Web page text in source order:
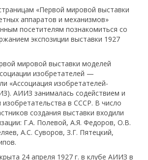
«Первой мировой выставки
аппаратов и механизмов»
посетителям познакомиться со
экспозиции выставки 1927
мировой выставки моделей
изобретателей —
«Ассоциация изобретателей-
АИИЗ занималась содействием и
изобретательства в СССР. В число
создания выставки входили
Г.А. Полевой, А.Я. Федоров, О.В.
А.С. Суворов, З.Г. Пятецкий,
24 апреля 1927 г. в клубе АИИЗ в